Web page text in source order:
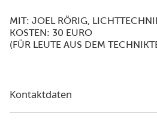
MIT: JOEL RÖRIG,
KOSTEN: 30 EURO
(FÜR LEUTE AUS DEM
Kontaktdaten